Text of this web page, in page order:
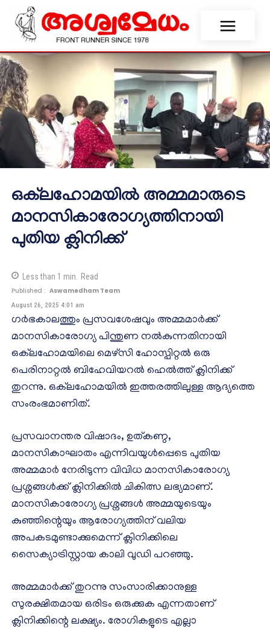
ഒക്‌ലഹോമയിൽ അമ്മമാരുടെ
മാനസികാരോഗ്യത്തിനായി
പുതിയ ക്ലിനിക്ക്
Less than 1 min. Read
Published : Aswamedham Team
August 26, 2025 4:01 am
ഗർഭകാലത്തും പ്രസവശേഷവും അമ്മമാർക്ക്
മാനസികാരോഗ്യ പിന്തുണ നൽകുന്നതിനായി
ഒക്‌ലഹോമയിലെ മെഴ്സി ഹോസ്പിറ്റൽ ഒരു
പെരിനാറ്റൽ ബിഹേവിയറൽ ഹെൽത്ത് ക്ലിനിക്ക്
തുറന്നു. ഒക്‌ലഹോമയിൽ ഇത്തരത്തിലുള്ള ആദ്യത്തെ
സംരംഭമാണിത്.
പ്രസവാനന്തര വിഷാദം, ഉത്കണ്ഠ,
മാനസികാഘാതം എന്നിവയുൾപ്പെടെ പുതിയ
അമ്മമാർ നേരിടുന്ന വിവിധ മാനസികാരോഗ്യ
പ്രശ്നങ്ങൾക്ക് ക്ലിനിക്കിൽ ചികിത്സ ലഭ്യമാണ്.
മാനസികാരോഗ്യ പ്രശ്നങ്ങൾ അമ്മയുടെയും
കുഞ്ഞിന്റെയും ആരോഗ്യത്തിന് വലിയ
അപകടമുണ്ടാക്കുമെന്ന് ക്ലിനിക്കിലെ
സൈക്യാട്രിസ്റ്റായ കാലി വുഡി പറഞ്ഞു.
അമ്മമാർക്ക് തുറന്നു സംസാരിക്കാനുള്ള
സുരക്ഷിതമായ ഒരിടം ഒരുക്കുക എന്നതാണ്
ക്ലിനിക്കിന്റെ ലക്ഷ്യം. രോഗികളുടെ എല്ലാ